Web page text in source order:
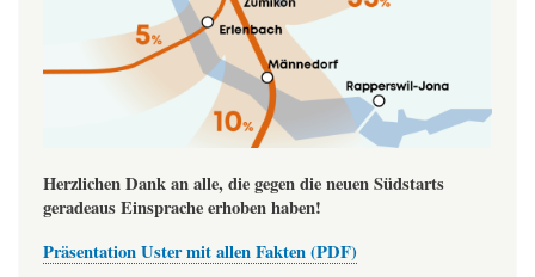
Herzlichen Dank an alle, die gegen die neuen Südstarts
geradeaus Einsprache erhoben haben!
Präsentation Uster mit allen Fakten (PDF)